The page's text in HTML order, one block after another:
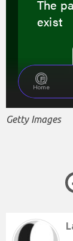
Getty Images